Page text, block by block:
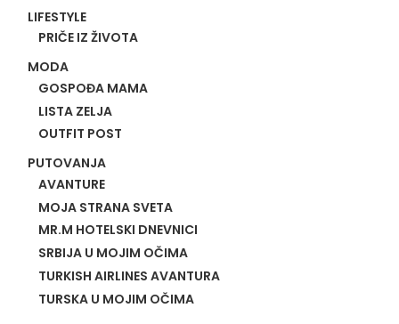
LIFESTYLE
PRIČE IZ ŽIVOTA
MODA
GOSPOĐA MAMA
LISTA ZELJA
OUTFIT POST
PUTOVANJA
AVANTURE
MOJA STRANA SVETA
MR.M HOTELSKI DNEVNICI
SRBIJA U MOJIM OČIMA
TURKISH AIRLINES AVANTURA
TURSKA U MOJIM OČIMA